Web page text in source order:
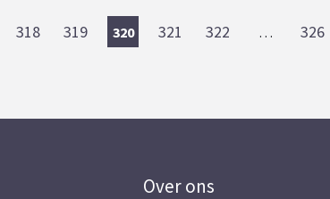
318 319 320 321 322 … 326
Over ons